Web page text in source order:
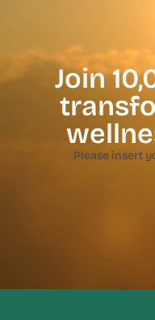
Join
Please insert